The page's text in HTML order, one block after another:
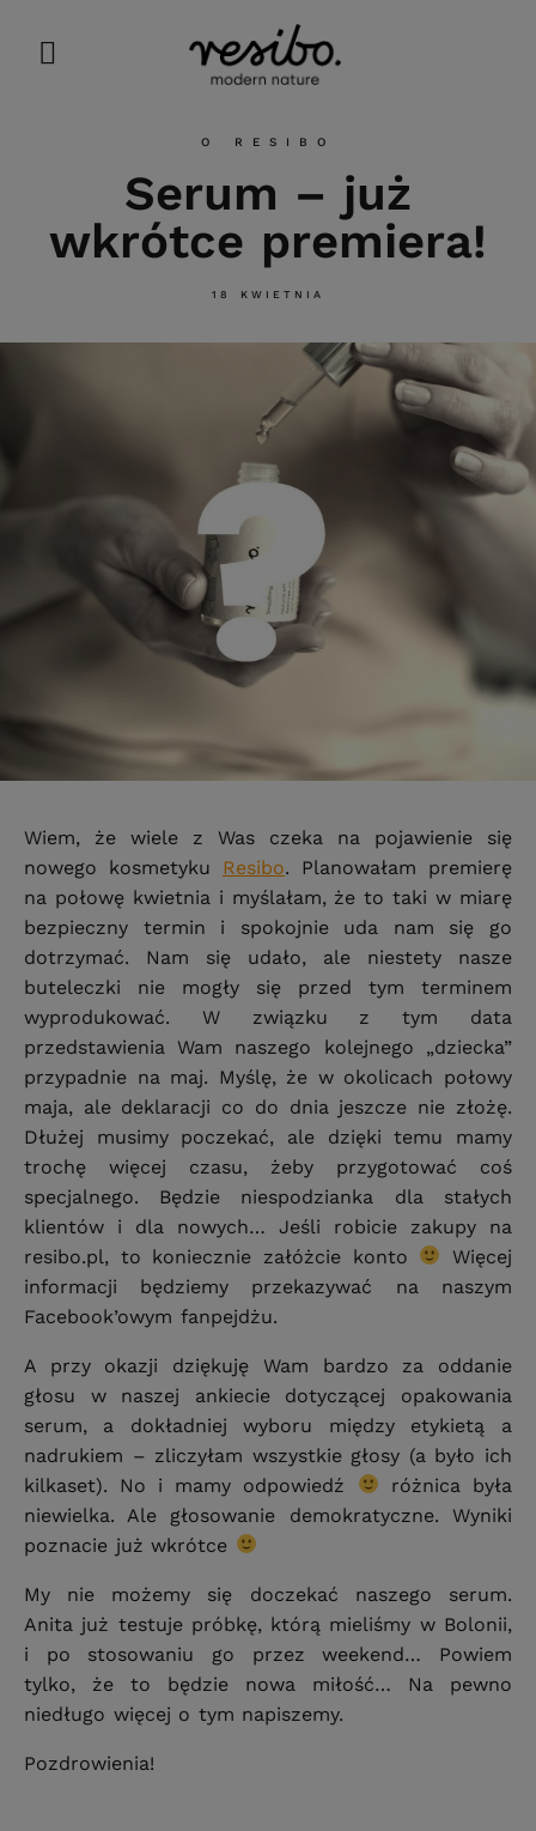
O RESIBO
Serum – już
wkrótce premiera!
18 KWIETNIA
Wiem, że wiele z Was czeka na pojawienie się
nowego kosmetyku Resibo. Planowałam premierę
na połowę kwietnia i myślałam, że to taki w miarę
bezpieczny termin i spokojnie uda nam się go
dotrzymać. Nam się udało, ale niestety nasze
buteleczki nie mogły się przed tym terminem
wyprodukować. W związku z tym data
przedstawienia Wam naszego kolejnego „dziecka”
przypadnie na maj. Myślę, że w okolicach połowy
maja, ale deklaracji co do dnia jeszcze nie złożę.
Dłużej musimy poczekać, ale dzięki temu mamy
trochę więcej czasu, żeby przygotować coś
specjalnego. Będzie niespodzianka dla stałych
klientów i dla nowych… Jeśli robicie zakupy na
resibo.pl, to koniecznie załóżcie konto
Więcej
informacji będziemy przekazywać na naszym
Facebook’owym fanpejdżu.
A przy okazji dziękuję Wam bardzo za oddanie
głosu w naszej ankiecie dotyczącej opakowania
serum, a dokładniej wyboru między etykietą a
nadrukiem – zliczyłam wszystkie głosy (a było ich
kilkaset). No i mamy odpowiedź
różnica była
niewielka. Ale głosowanie demokratyczne. Wyniki
poznacie już wkrótce
My nie możemy się doczekać naszego serum.
Anita już testuje próbkę, którą mieliśmy w Bolonii,
i po stosowaniu go przez weekend… Powiem
tylko, że to będzie nowa miłość… Na pewno
niedługo więcej o tym napiszemy.
Pozdrowienia!